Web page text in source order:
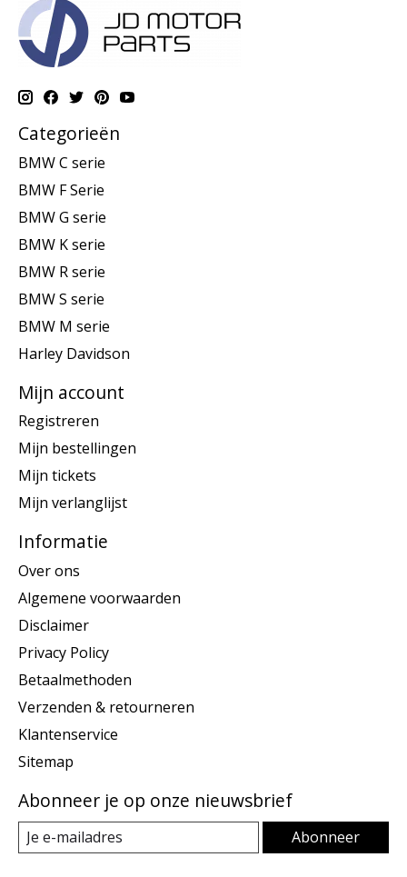
Categorieën
BMW C serie
BMW F Serie
BMW G serie
BMW K serie
BMW R serie
BMW S serie
BMW M serie
Harley Davidson
Mijn account
Registreren
Mijn bestellingen
Mijn tickets
Mijn verlanglijst
Informatie
Over ons
Algemene voorwaarden
Disclaimer
Privacy Policy
Betaalmethoden
Verzenden & retourneren
Klantenservice
Sitemap
Abonneer je op onze nieuwsbrief
Abonneer